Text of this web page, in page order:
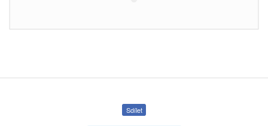
Sdílet